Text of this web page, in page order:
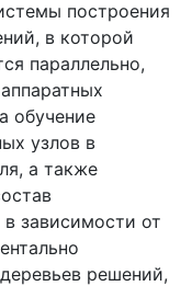
построения
в которой
параллельно,
обучение
узлов в
а также
зависимости от
решений,